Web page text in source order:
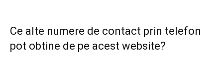
Ce alte numere de contact prin telefon
pot obtine de pe acest website?